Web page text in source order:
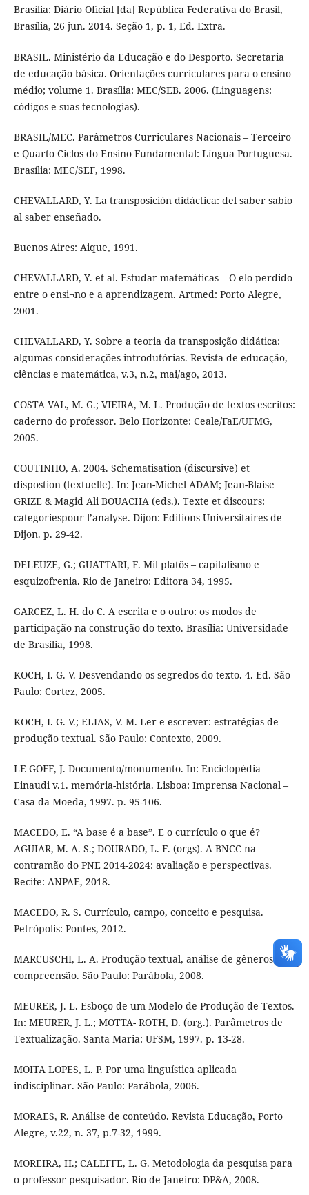
Brasília: Diário Oficial [da] República Federativa do Brasil,
Brasília, 26 jun. 2014. Seção 1, p. 1, Ed. Extra.
BRASIL. Ministério da Educação e do Desporto. Secretaria
de educação básica. Orientações curriculares para o ensino
médio; volume 1. Brasília: MEC/SEB. 2006. (Linguagens:
códigos e suas tecnologias).
BRASIL/MEC. Parâmetros Curriculares Nacionais – Terceiro
e Quarto Ciclos do Ensino Fundamental: Língua Portuguesa.
Brasília: MEC/SEF, 1998.
CHEVALLARD, Y. La transposición didáctica: del saber sabio
al saber enseñado.
Buenos Aires: Aique, 1991.
CHEVALLARD, Y. et al. Estudar matemáticas – O elo perdido
entre o ensi¬no e a aprendizagem. Artmed: Porto Alegre,
2001.
CHEVALLARD, Y. Sobre a teoria da transposição didática:
algumas considerações introdutórias. Revista de educação,
ciências e matemática, v.3, n.2, mai/ago, 2013.
COSTA VAL, M. G.; VIEIRA, M. L. Produção de textos escritos:
caderno do professor. Belo Horizonte: Ceale/FaE/UFMG,
2005.
COUTINHO, A. 2004. Schematisation (discursive) et
dispostion (textuelle). In: Jean-Michel ADAM; Jean-Blaise
GRIZE & Magid Ali BOUACHA (eds.). Texte et discours:
categoriespour l’analyse. Dijon: Editions Universitaires de
Dijon. p. 29-42.
DELEUZE, G.; GUATTARI, F. Mil platôs – capitalismo e
esquizofrenia. Rio de Janeiro: Editora 34, 1995.
GARCEZ, L. H. do C. A escrita e o outro: os modos de
participação na construção do texto. Brasília: Universidade
de Brasília, 1998.
KOCH, I. G. V. Desvendando os segredos do texto. 4. Ed. São
Paulo: Cortez, 2005.
KOCH, I. G. V.; ELIAS, V. M. Ler e escrever: estratégias de
produção textual. São Paulo: Contexto, 2009.
LE GOFF, J. Documento/monumento. In: Enciclopédia
Einaudi v.1. memória-história. Lisboa: Imprensa Nacional –
Casa da Moeda, 1997. p. 95-106.
MACEDO, E. “A base é a base”. E o currículo o que é?
AGUIAR, M. A. S.; DOURADO, L. F. (orgs). A BNCC na
contramão do PNE 2014-2024: avaliação e perspectivas.
Recife: ANPAE, 2018.
MACEDO, R. S. Currículo, campo, conceito e pesquisa.
Petrópolis: Pontes, 2012.
MARCUSCHI, L. A. Produção textual, análise de gêneros e
compreensão. São Paulo: Parábola, 2008.
MEURER, J. L. Esboço de um Modelo de Produção de Textos.
In: MEURER, J. L.; MOTTA- ROTH, D. (org.). Parâmetros de
Textualização. Santa Maria: UFSM, 1997. p. 13-28.
MOITA LOPES, L. P. Por uma linguística aplicada
indisciplinar. São Paulo: Parábola, 2006.
MORAES, R. Análise de conteúdo. Revista Educação, Porto
Alegre, v.22, n. 37, p.7-32, 1999.
MOREIRA, H.; CALEFFE, L. G. Metodologia da pesquisa para
o professor pesquisador. Rio de Janeiro: DP&A, 2008.